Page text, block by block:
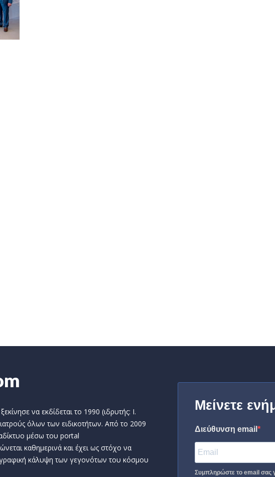
να εκδίδεται το 1990 (ιδρυτής: Ι.
όλων των ειδικοτήτων. Από το 2009
μέσω του portal
καθημερινά και έχει ως στόχο να
κάλυψη των γεγονότων του κόσμου
Μείνετε
Διεύθυνση email
Συμπληρώστε το email σας